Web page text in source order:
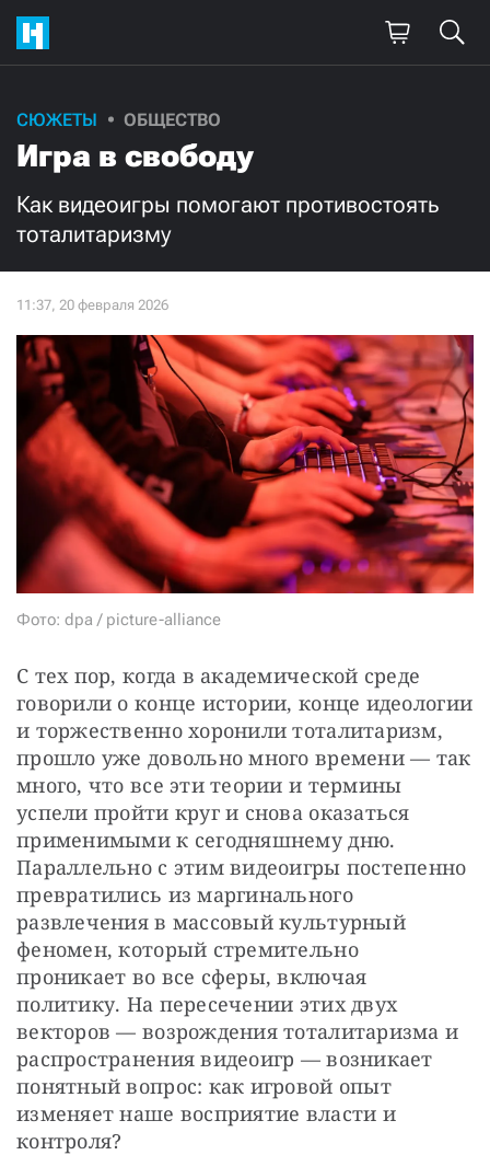
СЮЖЕТЫ ОБЩЕСТВО
Игра в свободу
Как видеоигры помогают противостоять
тоталитаризму
Фото: dpa / picture-alliance
С тех пор, когда в академической среде
говорили о конце истории, конце идеологии
и торжественно хоронили тоталитаризм,
прошло уже довольно много времени — так
много, что все эти теории и термины
успели пройти круг и снова оказаться
применимыми к сегодняшнему дню.
Параллельно с этим видеоигры постепенно
превратились из маргинального
развлечения в массовый культурный
феномен, который стремительно
проникает во все сферы, включая
политику. На пересечении этих двух
векторов — возрождения тоталитаризма и
распространения видеоигр — возникает
понятный вопрос: как игровой опыт
изменяет наше восприятие власти и
контроля?
Поддержите
нашу работу!
Ежемесячно Разово
Нажимая кнопку «Стать соучастником»,
я принимаю условия и подтверждаю свое гражданство РФ
СТАТЬ СОУЧАСТНИКОМ
ПОДЕЛИТЬСЯ С ДРУЗЬЯМИ
Если у вас есть вопросы, пишите donate@novayagazeta.ruили
звоните: